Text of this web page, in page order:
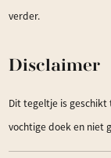
verder.
Disclaimer
Dit tegeltje is geschikt
vochtige doek en niet